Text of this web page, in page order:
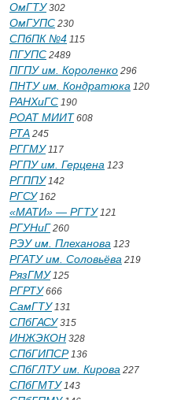
ОмГТУ302
ОмГУПС 230
СПбПК №4 115
ПГУПС 2489
ПГПУ им. Короленко 296
ПНТУ им. Кондратюка 120
РАНХиГС 190
РОАТ МИИТ 608
РТА 245
РГГМУ117
РГПУ им. Герцена 123
РГППУ142
РГСУ162
«МАТИ» — РГТУ121
РГУНиГ 260
РЭУ им. Плеханова 123
РГАТУ им. Соловьёва 219
РязГМУ125
РГРТУ666
СамГТУ131
СПбГАСУ315
ИНЖЭКОН 328
СПбГИПСР136
СПбГЛТУ им. Кирова 227
СПбГМТУ143